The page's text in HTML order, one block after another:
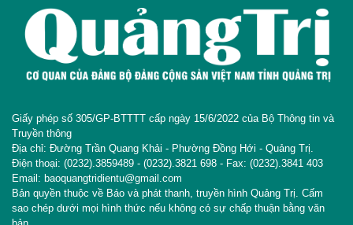
Giấy phép số 305/GP-BTTTT cấp ngày 15/6/2022 của Bộ Thông tin và
Truyền thông
Địa chỉ: Đường Trần Quang Khải - Phường Đồng Hới - Quảng Trị.
Điện thoại: (0232).3859489 - (0232).3821 698 - Fax: (0232).3841 403
Email: baoquangtridientu@gmail.com
Bản quyền thuộc về Báo và phát thanh, truyền hình Quảng Trị. Cấm
sao chép dưới mọi hình thức nếu không có sự chấp thuận bằng văn